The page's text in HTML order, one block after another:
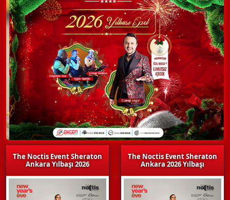
The Noctis Event Sheraton
Ankara Yılbaşı 2026
The Noctis Event Sheraton
Ankara 2026 Yılbaşı